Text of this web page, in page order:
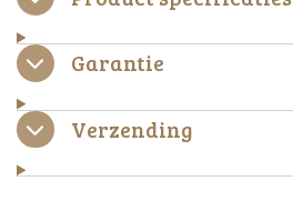
Garantie
Verzending